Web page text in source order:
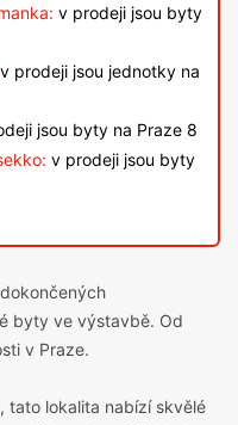
v prodeji jsou byty
v prodeji jsou jednotky na
jsou byty na Praze 8
v prodeji jsou byty
byty ve výstavbě. Od
v Praze.
tato lokalita nabízí skvělé